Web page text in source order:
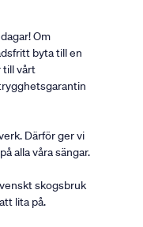
Om
byta till en
till vårt
Därför ger vi
alla våra sängar.
skogsbruk
lita på.